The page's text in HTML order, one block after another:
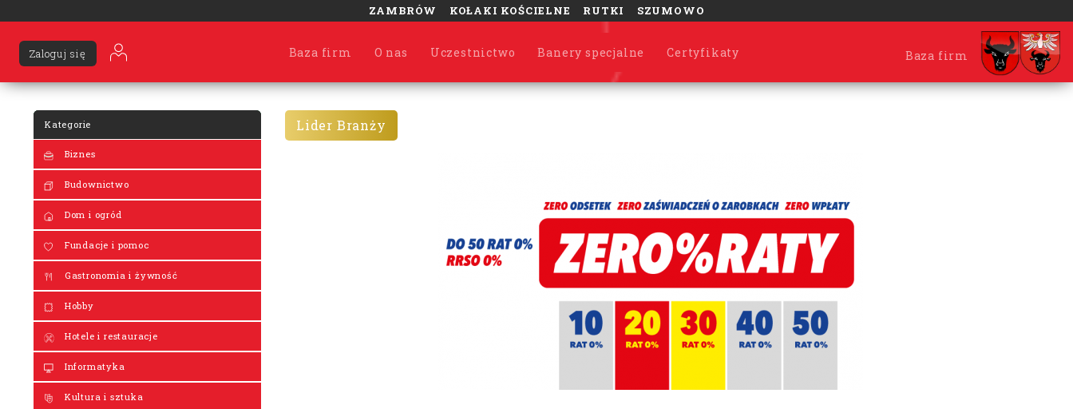
ZAMBRÓW KOŁAKI KOŚCIELNE RUTKI SZUMOWO
Baza firm O nas Uczestnictwo Banery specjalne Certyfikaty
Zaloguj się Baza firm
Kategorie
Biznes
Budownictwo
Dom i ogród
Fundacje i pomoc
Gastronomia i żywność
Hobby
Hotele i restauracje
Informatyka
Kultura i sztuka
Lider Branży